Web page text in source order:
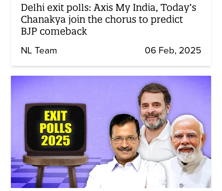
Delhi exit polls: Axis My India, Today’s
Chanakya join the chorus to predict
BJP comeback
NL Team 06 Feb, 2025